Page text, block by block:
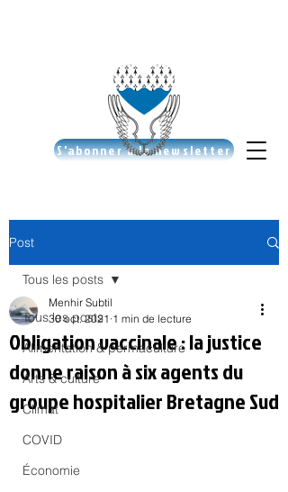
S'abonner à la newsletter
Post
Tous les posts
Alimentation & permaculture
Arts & culture
Climat
COVID
Économie
Tous les posts
Obligation vaccinale : la justice
donne raison à six agents du
groupe hospitalier Bretagne Sud
Menhir Subtil
30 oct. 2021 1 min de lecture